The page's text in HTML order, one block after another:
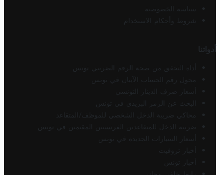
سياسة الخصوصية
شروط وأحكام الاستخدام
أدواتنا
أداة التحقق من صحة الرقم الضريبي تونس
محول رقم الحساب الآيبان في تونس
أسعار صرف الدينار التونسي
البحث عن الرمز البريدي في تونس
محاكي ضريبة الدخل الشخصي للموظف/المتقاعد
ضريبة الدخل للمتقاعدين الفرنسيين المقيمين في تونس
أسعار السيارات الجديدة في تونس
أخبار تروفيت
أخبار تونس